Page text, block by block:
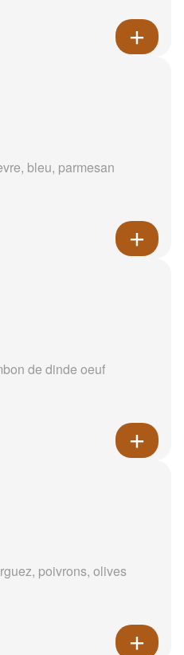
bleu, parmesan
de dinde oeuf
poivrons, olives